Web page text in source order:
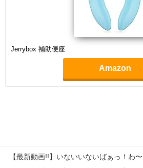
Jerrybox 補助便座
Amazon
【最新動画!!】いないいないばぁっ！わ